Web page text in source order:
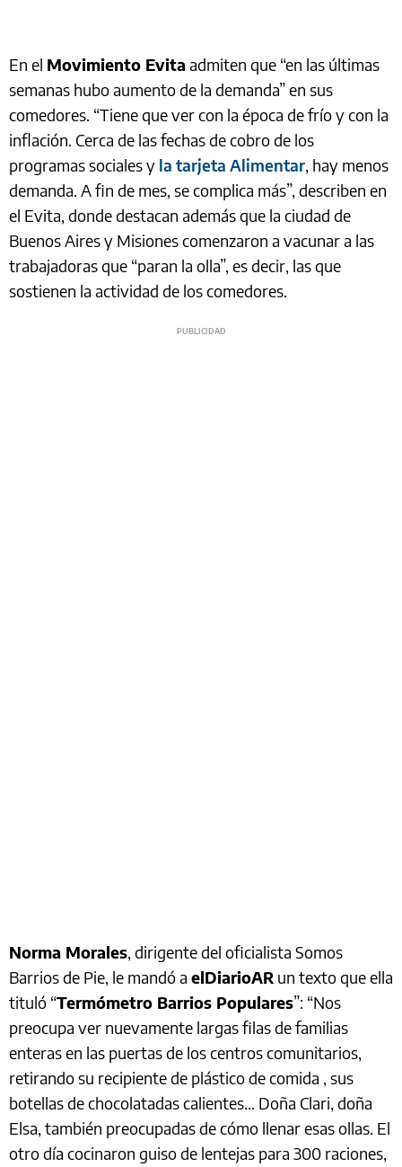
En el Movimiento Evita admiten que “en las últimas
semanas hubo aumento de la demanda” en sus
comedores. “Tiene que ver con la época de frío y con la
inflación. Cerca de las fechas de cobro de los
programas sociales y la tarjeta Alimentar, hay menos
demanda. A fin de mes, se complica más”, describen en
el Evita, donde destacan además que la ciudad de
Buenos Aires y Misiones comenzaron a vacunar a las
trabajadoras que “paran la olla”, es decir, las que
sostienen la actividad de los comedores.
Norma Morales, dirigente del oficialista Somos
Barrios de Pie, le mandó a elDiarioAR un texto que ella
tituló “Termómetro Barrios Populares”: “Nos
preocupa ver nuevamente largas filas de familias
enteras en las puertas de los centros comunitarios,
retirando su recipiente de plástico de comida , sus
botellas de chocolatadas calientes... Doña Clari, doña
Elsa, también preocupadas de cómo llenar esas ollas. El
otro día cocinaron guiso de lentejas para 300 raciones,